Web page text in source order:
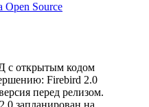
Open Source
с открытым кодом
Firebird 2.0
перед релизом.